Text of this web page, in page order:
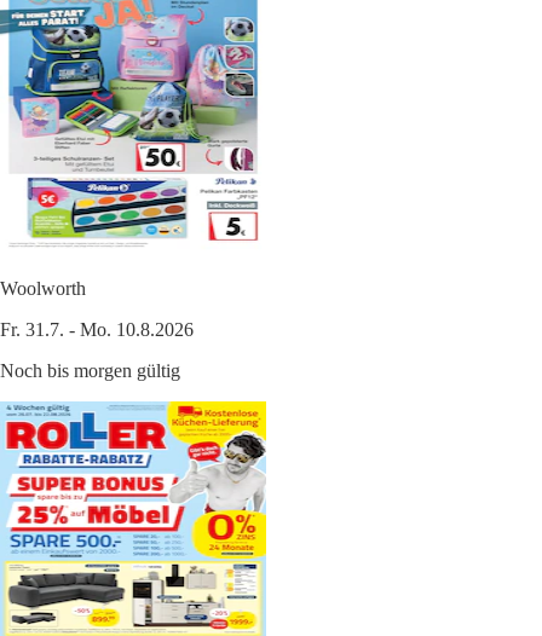
Woolworth
Fr. 31.7. - Mo. 10.8.2026
Noch bis morgen gültig